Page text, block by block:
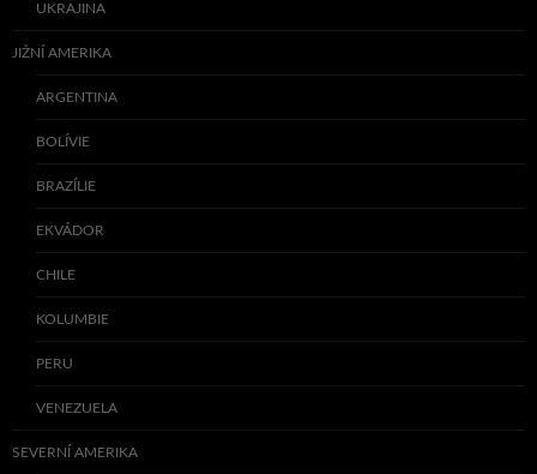
UKRAJINA
JIŽNÍ AMERIKA
ARGENTINA
BOLÍVIE
BRAZÍLIE
EKVÁDOR
CHILE
KOLUMBIE
PERU
VENEZUELA
SEVERNÍ AMERIKA